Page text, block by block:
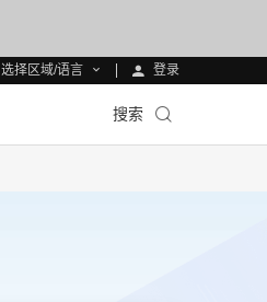
选择区域/语言 登录
搜索